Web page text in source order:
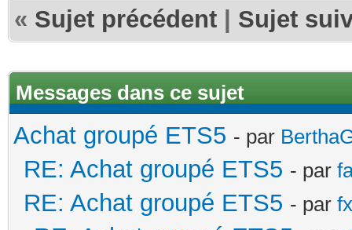
« Sujet précédent Sujet
Messages dans ce sujet
Achat groupé ETS5 - par
RE: Achat groupé ETS5 - par
RE: Achat groupé ETS5 - par